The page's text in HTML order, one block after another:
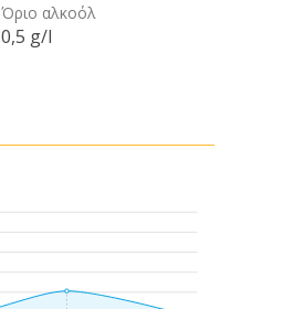
Όριο αλκοόλ
0,5 g/l